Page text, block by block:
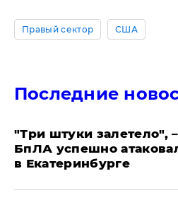
Правый сектор США
Последние
"Три штуки залетело",
БпЛА успешно
в Екатеринбурге